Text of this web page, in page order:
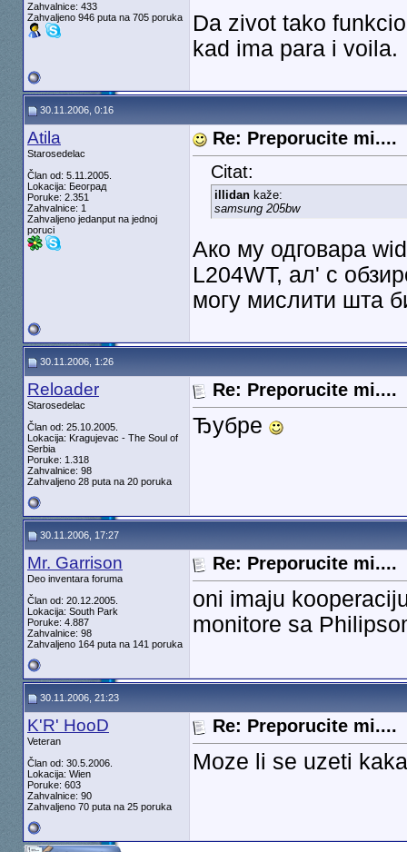
Zahvalnice: 433
Zahvaljeno 946 puta na 705 poruka
Da zivot tako
kad ima para i voila.
30.11.2006, 0:16
Atila
Starosedelac
Član od: 5.11.2005.
Lokacija: Београд
Poruke: 2.351
Zahvalnice: 1
Zahvaljeno jedanput na jednoj
poruci
Re: Preporucite mi....
Citat:
illidankaže:
samsung 205bw
Ако му одговара
L204WT, ал' с
могу мислити шта
30.11.2006, 1:26
Reloader
Starosedelac
Član od: 25.10.2005.
Lokacija: Kragujevac - The Soul of
Serbia
Poruke: 1.318
Zahvalnice: 98
Zahvaljeno 28 puta na 20 poruka
Re: Preporucite mi....
Ђубре
30.11.2006, 17:27
Mr. Garrison
Deo inventara foruma
Član od: 20.12.2005.
Lokacija: South Park
Poruke: 4.887
Zahvalnice: 98
Zahvaljeno 164 puta na 141 poruka
Re: Preporucite mi....
oni imaju
monitore sa
30.11.2006, 21:23
K'R' HooD
Veteran
Član od: 30.5.2006.
Lokacija: Wien
Poruke: 603
Zahvalnice: 90
Zahvaljeno 70 puta na 25 poruka
Re: Preporucite mi....
Moze li se uzeti